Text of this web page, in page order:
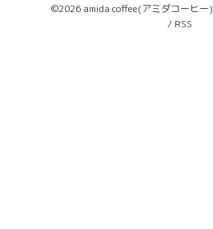
©2026 amida coffee(アミダコーヒー)
/ RSS